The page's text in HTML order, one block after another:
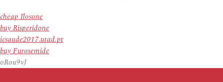
cheap Ilosone
buy Risperidone
icsaude2017.utad.pt
buy Furosemide
oRou9vJ